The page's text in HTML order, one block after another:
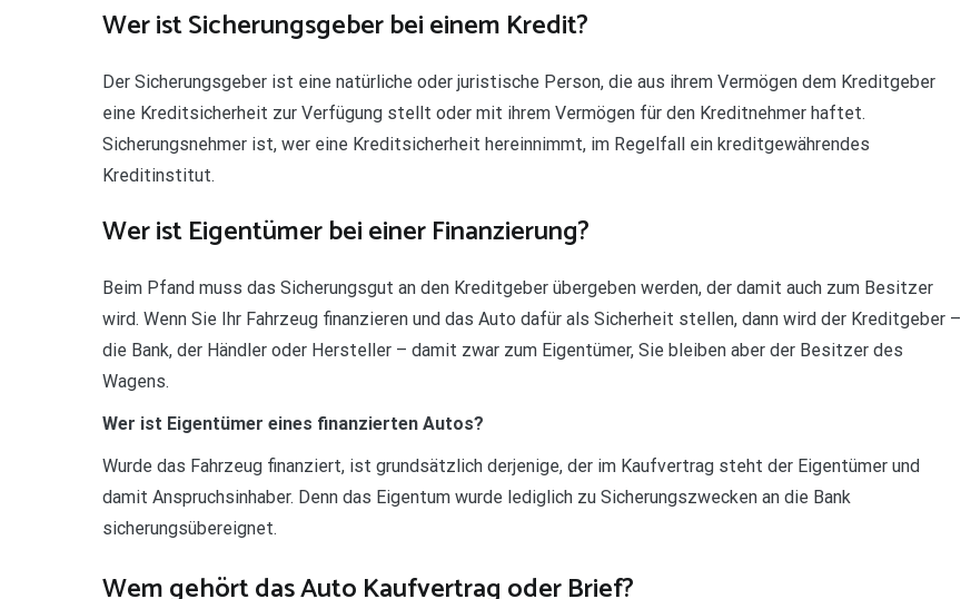
Wer ist Sicherungsgeber bei einem Kredit?
Der Sicherungsgeber ist eine natürliche oder juristische Person, die aus ihrem Vermögen dem Kreditgeber
eine Kreditsicherheit zur Verfügung stellt oder mit ihrem Vermögen für den Kreditnehmer haftet.
Sicherungsnehmer ist, wer eine Kreditsicherheit hereinnimmt, im Regelfall ein kreditgewährendes
Kreditinstitut.
Wer ist Eigentümer bei einer Finanzierung?
Beim Pfand muss das Sicherungsgut an den Kreditgeber übergeben werden, der damit auch zum Besitzer
wird. Wenn Sie Ihr Fahrzeug finanzieren und das Auto dafür als Sicherheit stellen, dann wird der Kreditgeber –
die Bank, der Händler oder Hersteller – damit zwar zum Eigentümer, Sie bleiben aber der Besitzer des
Wagens.
Wer ist Eigentümer eines finanzierten Autos?
Wurde das Fahrzeug finanziert, ist grundsätzlich derjenige, der im Kaufvertrag steht der Eigentümer und
damit Anspruchsinhaber. Denn das Eigentum wurde lediglich zu Sicherungszwecken an die Bank
sicherungsübereignet.
Wem gehört das Auto Kaufvertrag oder Brief?